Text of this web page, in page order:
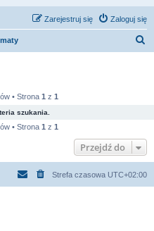
Zaloguj się
Zarejestruj się
• Strona 1 z 1
szukania.
• Strona 1 z 1
Przejdź do
Strefa czasowa UTC+02:00